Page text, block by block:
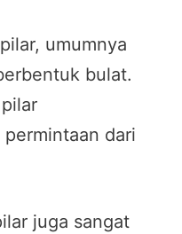
umumnya
bulat.
dari
juga sangat